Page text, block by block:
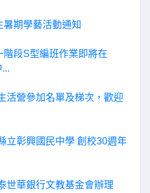
期學藝活動通知
階段S型編班作業即將在
活營參加名單及梯次，歡迎
立彰興國民中學 創校30週年
世華銀行文教基金會辦理